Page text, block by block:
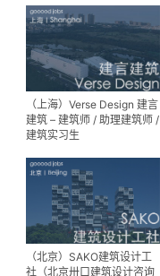
（上海）Verse Design 建言
建筑 – 建筑师 / 助理建筑师 /
建筑实习生
（北京）SAKO建筑设计工
社（北京卅口建筑设计咨询